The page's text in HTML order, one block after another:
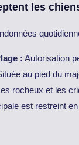
les
: Autorisation
au pied du
rocheux et les
est restreint